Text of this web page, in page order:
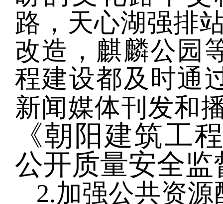
路，天心湖强排
改造，麒麟公园
程建设都及时通
新闻媒体刊发和
《朝阳建筑工
公开质量安全
2.加强公共资